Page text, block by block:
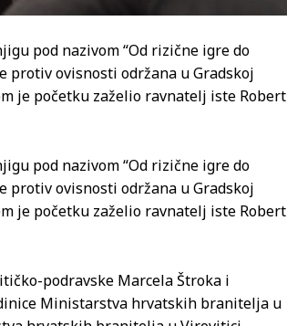
pod nazivom “Od rizične igre do
protiv ovisnosti održana u Gradskoj
je početku zaželio ravnatelj iste Robert
pod nazivom “Od rizične igre do
protiv ovisnosti održana u Gradskoj
je početku zaželio ravnatelj iste Robert
podravske Marcela Štroka i
Ministarstva hrvatskih branitelja u